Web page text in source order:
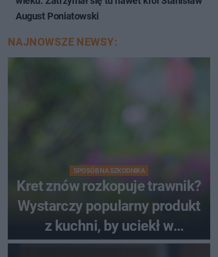
August Poniatowski
NAJNOWSZE NEWSY:
SPOSÓB NA SZKODNIKA
Kret znów rozkopuje trawnik?
Wystarczy popularny produkt
z kuchni, by uciekł w
popłochu